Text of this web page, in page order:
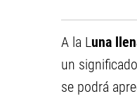
A la Luna
un
se podrá